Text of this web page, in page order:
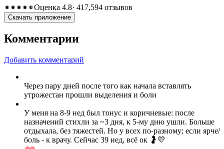
Оценка 4.8· 417,594 отзывов
Скачать приложение
Комментарии
Добавить комментарий
Через пару дней после того как начала вставлять
утрожестан прошли выделения и боли
У меня на 8-9 нед был тонус и коричневые: после
назначений стихли за ~3 дня, к 5‑му дню ушли. Больше
отдыхала, без тяжестей. Но у всех по‑разному; если ярче/
боль - к врачу. Сейчас 39 нед, всё ок 🤰💛